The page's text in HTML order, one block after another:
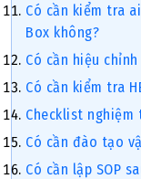
Có cần kiểm tra
Box không?
Có cần hiệu
Có cần kiểm tra
Checklist nghiệm
Có cần đào tạo
Có cần lập SOP